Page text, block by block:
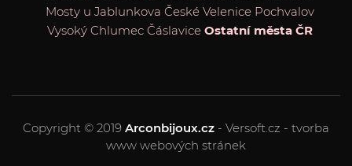
Mosty u Jablunkova České Velenice Pochvalov
Vysoký Chlumec Čáslavice Ostatní města ČR
Copyright © 2019 Arconbijoux.cz - Versoft.cz - tvorba
www webových stránek